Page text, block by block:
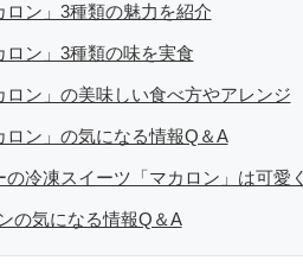
ン」3種類の魅力を紹介
ン」3種類の味を実食
ン」の美味しい食べ方やアレンジ
ン」の気になる情報Q＆A
冷凍スイーツ「マカロン」は可愛
の気になる情報Q＆A